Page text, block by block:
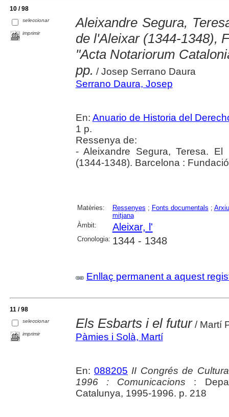
10 / 98
seleccionar
imprimir
Aleixandre Segura,
de l'Aleixar (1344-1348),
"Acta Notariorum
pp. / Josep Serrano Daura
Serrano Daura, Josep
En: Anuario de Historia del
1 p.
Ressenya de:
- Aleixandre Segura, Teresa.
(1344-1348). Barcelona :
Matèries: Ressenyes ; Fonts documentals ;
mitjana
Àmbit:
Aleixar, l'
Cronologia: 1344 - 1348
Enllaç permanent a aquest
11 / 98
seleccionar
imprimir
Els Esbarts i el futur/ Martí
Pàmies i Solà, Martí
En: 088205 II Congrés de
1996 : Comunicacions :
Catalunya, 1995-1996. p. 218